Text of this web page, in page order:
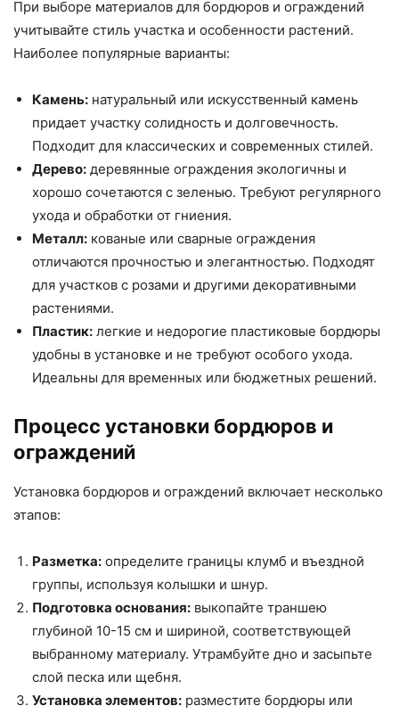
При выборе материалов для бордюров и ограждений
учитывайте стиль участка и особенности растений.
Наиболее популярные варианты:
Камень: натуральный или искусственный камень
придает участку солидность и долговечность.
Подходит для классических и современных стилей.
Дерево: деревянные ограждения экологичны и
хорошо сочетаются с зеленью. Требуют регулярного
ухода и обработки от гниения.
Металл: кованые или сварные ограждения
отличаются прочностью и элегантностью. Подходят
для участков с розами и другими декоративными
растениями.
Пластик: легкие и недорогие пластиковые бордюры
удобны в установке и не требуют особого ухода.
Идеальны для временных или бюджетных решений.
Процесс установки бордюров и
ограждений
Установка бордюров и ограждений включает несколько
этапов:
Разметка: определите границы клумб и въездной
группы, используя колышки и шнур.
Подготовка основания: выкопайте траншею
глубиной 10-15 см и шириной, соответствующей
выбранному материалу. Утрамбуйте дно и засыпьте
слой песка или щебня.
Установка элементов: разместите бордюры или